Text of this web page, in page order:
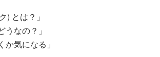
) とは？」
うなの？」
か気になる」